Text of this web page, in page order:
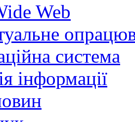
Web
система
інформації